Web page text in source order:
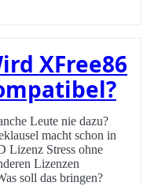
XFree86
Leute nie dazu?
macht schon in
Lizenz Stress ohne
Lizenzen
soll das bringen?